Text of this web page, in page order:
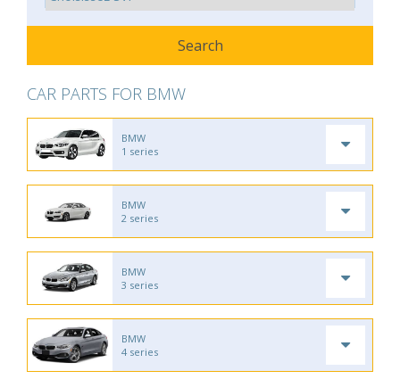
CAR PARTS FOR BMW
BMW
1 series
BMW
2 series
BMW
3 series
BMW
4 series